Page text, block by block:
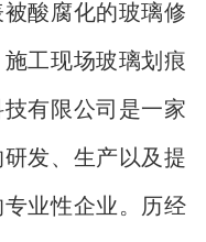
酸腐化的玻璃修
工现场玻璃划痕
有限公司是一家
发、生产以及提
业性企业。历经